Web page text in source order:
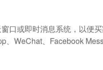
口或即时消息系统，以便买
WeChat、Facebook